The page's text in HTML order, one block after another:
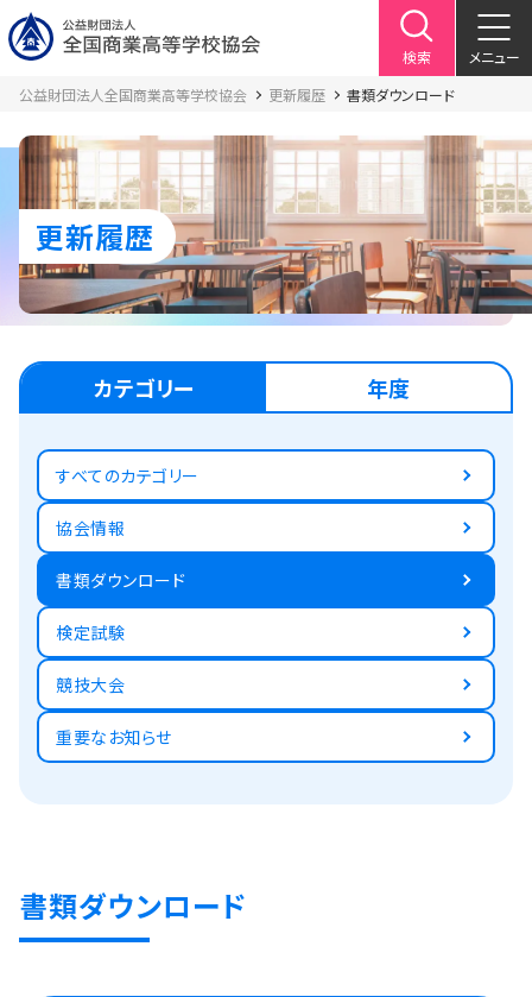
検索
メニュー
公益財団法人全国商業高等学校協会
更新履歴 書類ダウンロード
更新履歴
カテゴリー 年度
すべてのカテゴリー
協会情報
書類ダウンロード
検定試験
競技大会
重要なお知らせ
書類ダウンロード